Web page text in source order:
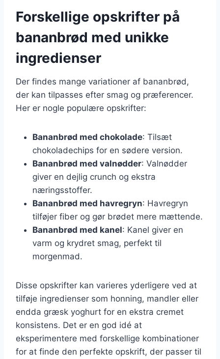
Forskellige opskrifter på
bananbrød med unikke
ingredienser
Der findes mange variationer af bananbrød,
der kan tilpasses efter smag og præferencer.
Her er nogle populære opskrifter:
Bananbrød med chokolade: Tilsæt
chokoladechips for en sødere version.
Bananbrød med valnødder: Valnødder
giver en dejlig crunch og ekstra
næringsstoffer.
Bananbrød med havregryn: Havregryn
tilføjer fiber og gør brødet mere mættende.
Bananbrød med kanel: Kanel giver en
varm og krydret smag, perfekt til
morgenmad.
Disse opskrifter kan varieres yderligere ved at
tilføje ingredienser som honning, mandler eller
endda græsk yoghurt for en ekstra cremet
konsistens. Det er en god idé at
eksperimentere med forskellige kombinationer
for at finde den perfekte opskrift, der passer til